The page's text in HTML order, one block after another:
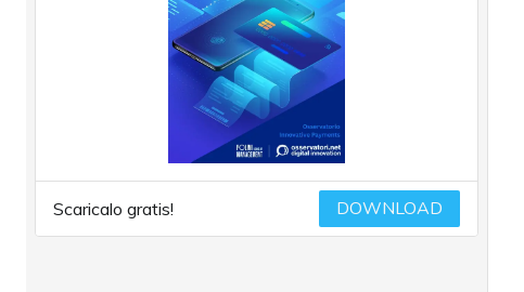
Scaricalo gratis! DOWNLOAD